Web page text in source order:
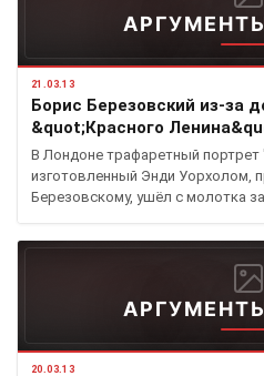
21.03.13
Борис Березовский из-за
&quot;Красного
В Лондоне трафаретный портрет
изготовленный Энди Уорхолом,
Березовскому, ушёл с молотка
20.03.13